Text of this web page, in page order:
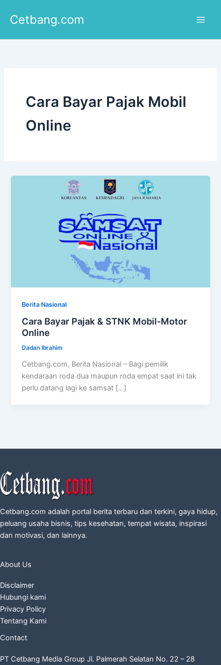
Cetbang.com
Cara Bayar Pajak Mobil
Online
Berita Nasional
Cara Bayar Pajak & STNK Mobil-Motor
Online
Dadan Ibrahim
Cetbang.com, Berita Nasional – Bagi pemilik
kendaraan roda dua maupun roda empat saat ini tak
perlu datang lagi ke samsat […]
Cetbang.com adalah portal berita terbaru dan terkini, gaya hidup,
peluang usaha bisnis, tips kesehatan, tempat wisata, inspirasi
dan motivasi, dan lainnya.
About Us
Disclaimer
Hubungi kami
Privacy Policy
Tentang Kami
Contact
PT Cetbang Media Group Jl. Palmerah Selatan No. 22 – 28